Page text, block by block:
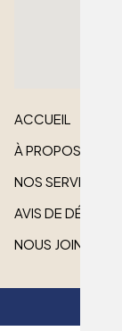
ACCUEIL
À PROPOS
NOS SERVICES
AVIS DE DÉCÈS
NOUS JOINDRE